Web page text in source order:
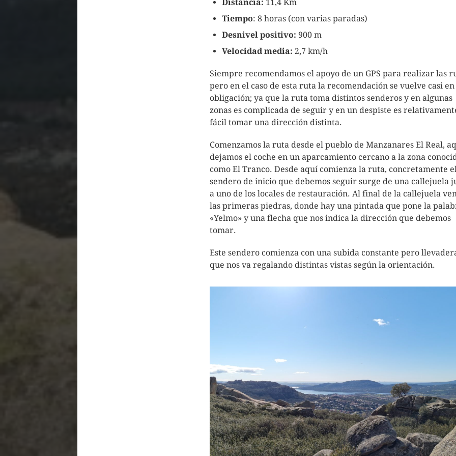
Distancia: 11,4 Km
Tiempo: 8 horas (con varias paradas)
Desnivel positivo: 900 m
Velocidad media: 2,7 km/h
Siempre recomendamos el apoyo de un GPS para realizar las
pero en el caso de esta ruta la recomendación se vuelve casi en
obligación; ya que la ruta toma distintos senderos y en algunas
zonas es complicada de seguir y en un despiste es
fácil tomar una dirección distinta.
Comenzamos la ruta desde el pueblo de Manzanares El Real,
dejamos el coche en un aparcamiento cercano a la zona
como El Tranco. Desde aquí comienza la ruta, concretamente
sendero de inicio que debemos seguir surge de una callejuela
a uno de los locales de restauración. Al final de la callejuela
las primeras piedras, donde hay una pintada que pone la
«Yelmo» y una flecha que nos indica la dirección que debemos
tomar.
Este sendero comienza con una subida constante pero
que nos va regalando distintas vistas según la orientación.